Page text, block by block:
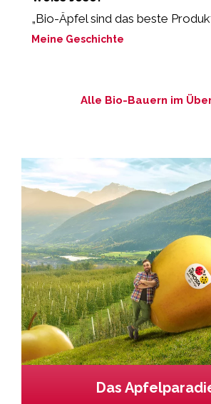
„Bio-Äpfel sind das beste
Meine Geschichte
Alle Bio-Bauern im
Das